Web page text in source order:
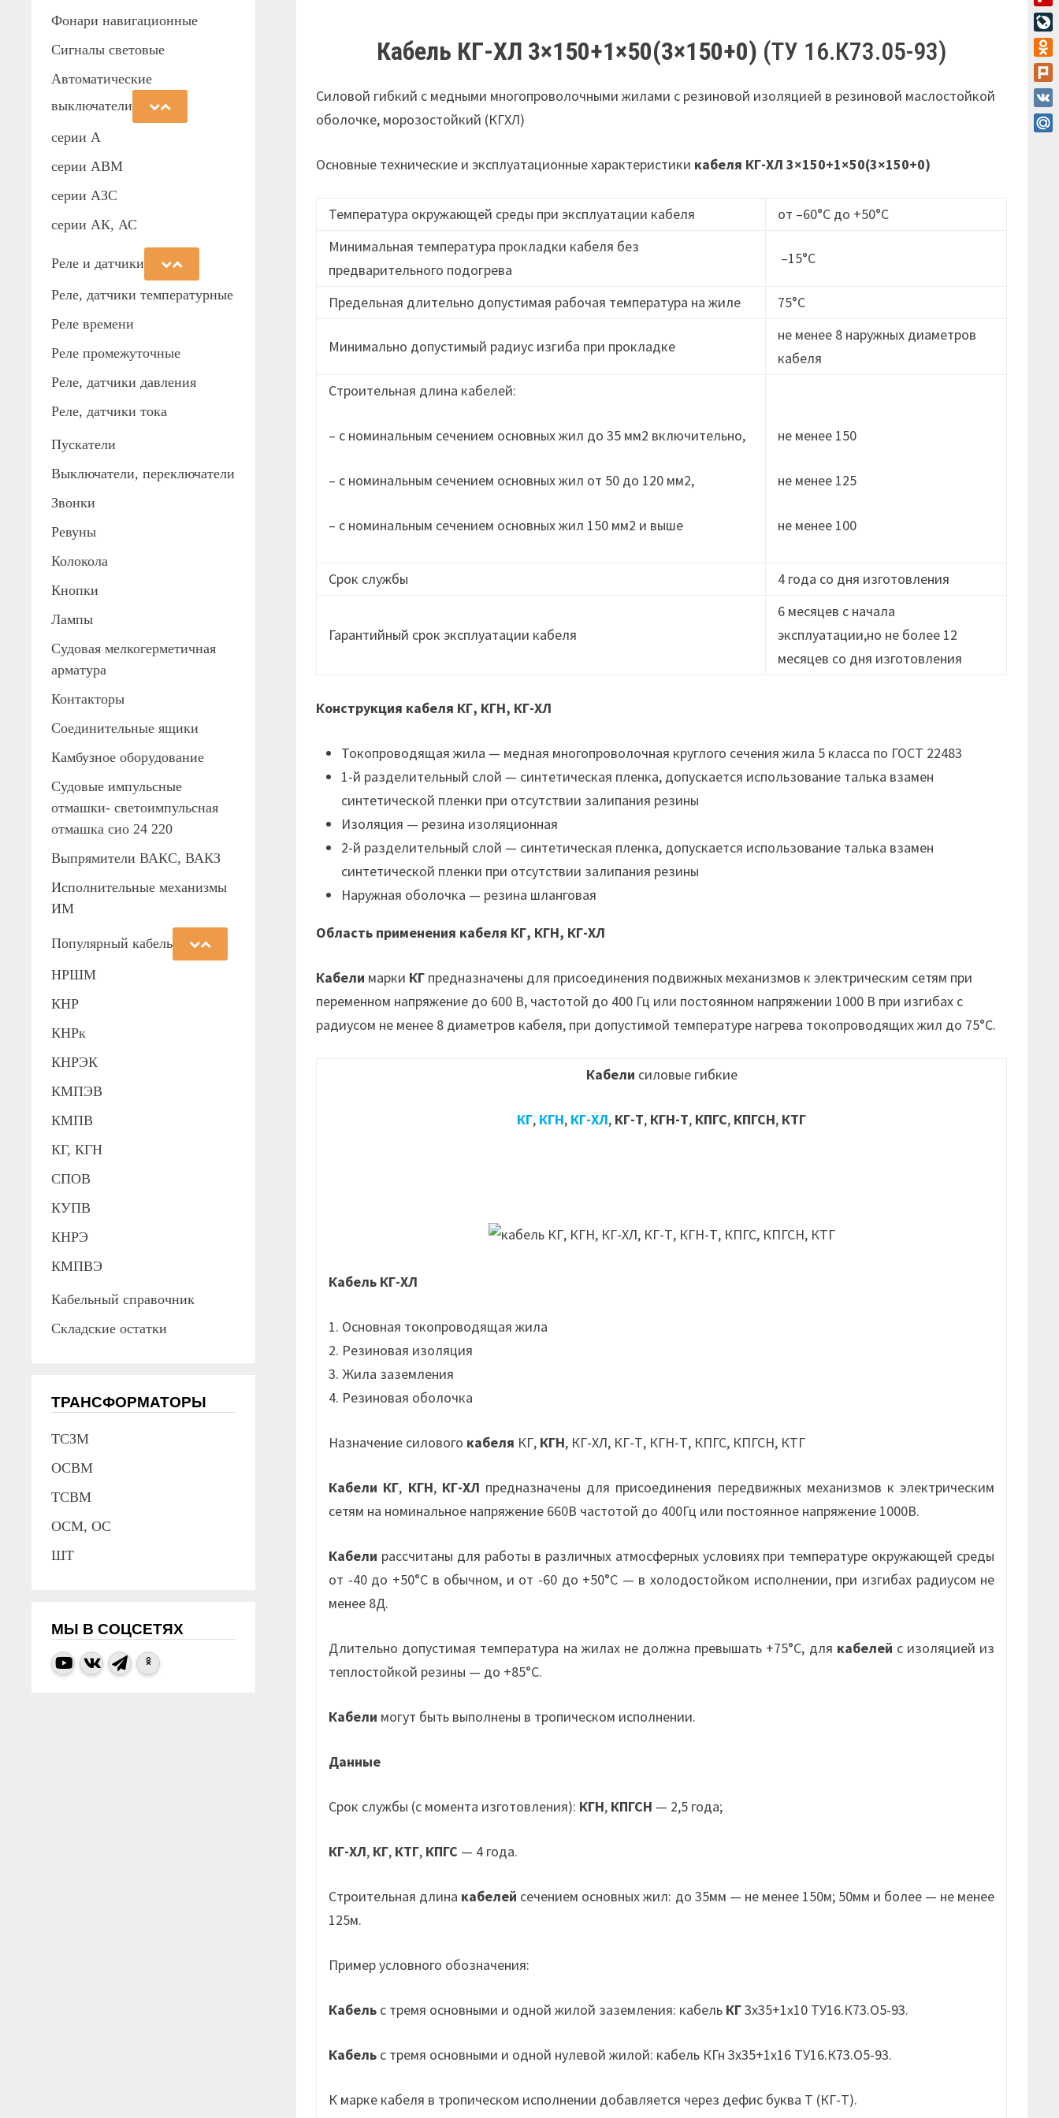
Кабель КГ-ХЛ 3×150+1×50(3×150+0) (ТУ 16.К73.05-93)
Cиловой гибкий с медными многопроволочными жилами с резиновой изоляцией в резиновой маслостойкой
оболочке, морозостойкий (КГХЛ)
Основные технические и эксплуатационные характеристики кабеля КГ-ХЛ 3×150+1×50(3×150+0)
Температура окружающей среды при эксплуатации кабеля
от –60°С до +50°С
Минимальная температура прокладки кабеля без
предварительного подогрева
–15°С
Предельная длительно допустимая рабочая температура на жиле 75°С
Минимально допустимый радиус изгиба при прокладке
не менее 8 наружных диаметров
кабеля
Строительная длина кабелей:
– с номинальным сечением основных жил до 35 мм2 включительно,
– с номинальным сечением основных жил от 50 до 120 мм2,
– с номинальным сечением основных жил 150 мм2 и выше
не менее 150
не менее 125
не менее 100
Срок службы 4 года со дня изготовления
Гарантийный срок эксплуатации кабеля
6 месяцев с начала
эксплуатации,но не более 12
месяцев cо дня изготовления
Конструкция кабеля КГ, КГН, КГ-ХЛ
Токопроводящая жила — медная многопроволочная круглого сечения жила 5 класса по ГОСТ 22483
1-й разделительный слой — синтетическая пленка, допускается использование талька взамен
синтетической пленки при отсутствии залипания резины
Изоляция — резина изоляционная
2-й разделительный слой — синтетическая пленка, допускается использование талька взамен
синтетической пленки при отсутствии залипания резины
Наружная оболочка — резина шланговая
Область применения кабеля КГ, КГН, КГ-ХЛ
Кабели марки КГ предназначены для присоединения подвижных механизмов к электрическим сетям при
переменном напряжение до 600 В, частотой до 400 Гц или постоянном напряжении 1000 В при изгибах с
радиусом не менее 8 диаметров кабеля, при допустимой температуре нагрева токопроводящих жил до 75°С.
Кабели силовые гибкие
КГ, КГН, КГ-ХЛ, КГ-Т, КГН-Т, КПГС, КПГСН, КТГ
Кабель КГ-ХЛ
1. Основная токопроводящая жила
2. Резиновая изоляция
3. Жила заземления
4. Резиновая оболочка
Назначение силового кабеля КГ, КГН, КГ-ХЛ, КГ-Т, КГН-Т, КПГС, КПГСН, КТГ
Кабели КГ, КГН, КГ-ХЛ предназначены для присоединения передвижных механизмов к электрическим
сетям на номинальное напряжение 660В частотой до 400Гц или постоянное напряжение 1000В.
Кабели рассчитаны для работы в различных атмосферных условиях при температуре окружающей среды
от -40 до +50°С в обычном, и от -60 до +50°С — в холодостойком исполнении, при изгибах радиусом не
менее 8Д.
Длительно допустимая температура на жилах не должна превышать +75°С, для кабелей с изоляцией из
теплостойкой резины — до +85°С.
Кабели могут быть выполнены в тропическом исполнении.
Данные
Срок службы (с момента изготовления): КГН, КПГСН — 2,5 года;
КГ-ХЛ, КГ, КТГ, КПГС — 4 года.
Строительная длина кабелей сечением основных жил: до 35мм — не менее 150м; 50мм и более — не менее
125м.
Пример условного обозначения:
Кабель с тремя основными и одной жилой заземления: кабель КГ3х35+1х10 ТУ16.К73.О5-93.
Кабель с тремя основными и одной нулевой жилой: кабель КГн 3х35+1х16 ТУ16.К73.О5-93.
К марке кабеля в тропическом исполнении добавляется через дефис буква Т (КГ-Т).
Фонари навигационные
Сигналы световые
Автоматические
выключатели
серии А
серии АВМ
cерии АЗС
серии АК, АС
Реле и датчики
Реле, датчики температурные
Реле времени
Реле промежуточные
Реле, датчики давления
Реле, датчики тока
Пускатели
Выключатели, переключатели
Звонки
Ревуны
Колокола
Кнопки
Лампы
Судовая мелкогерметичная
арматура
Контакторы
Соединительные ящики
Камбузное оборудование
Судовые импульсные
отмашки- светоимпульсная
отмашка сио 24 220
Выпрямители ВАКС, ВАКЗ
Исполнительные механизмы
ИМ
Популярный кабель
НРШМ
КНР
КНРк
КНРЭК
КМПЭВ
КМПВ
КГ, КГН
СПОВ
КУПВ
КНРЭ
КМПВЭ
Кабельный справочник
Складские остатки
ТРАНСФОРМАТОРЫ
ТСЗМ
ОСВМ
ТСВМ
ОСМ, ОС
ШТ
МЫ В СОЦСЕТЯХ
VK